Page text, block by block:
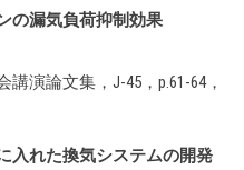
の漏気負荷抑制効果
演論文集，J-45，p.61-64，
入れた換気システムの開発